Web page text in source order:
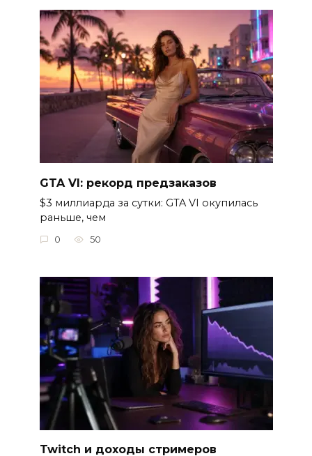
GTA VI: рекорд предзаказов
$3 миллиарда за сутки: GTA VI окупилась
раньше, чем
0 50
Twitch и доходы стримеров